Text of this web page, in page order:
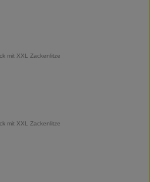
mit XXL Zackenlitze
mit XXL Zackenlitze